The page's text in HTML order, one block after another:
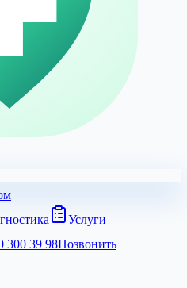
Услуги
300 39 98Позвонить